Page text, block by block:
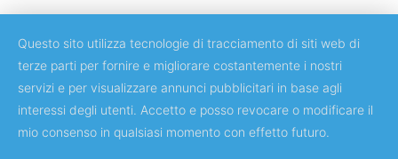
Copyright © 2018 Università degli Studi di Roma Tor Vergata
Questo sito utilizza tecnologie di tracciamento di siti web di
terze parti per fornire e migliorare costantemente i nostri
servizi e per visualizzare annunci pubblicitari in base agli
interessi degli utenti. Accetto e posso revocare o modificare il
mio consenso in qualsiasi momento con effetto futuro.